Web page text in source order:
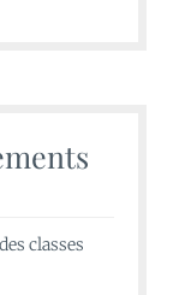
classes